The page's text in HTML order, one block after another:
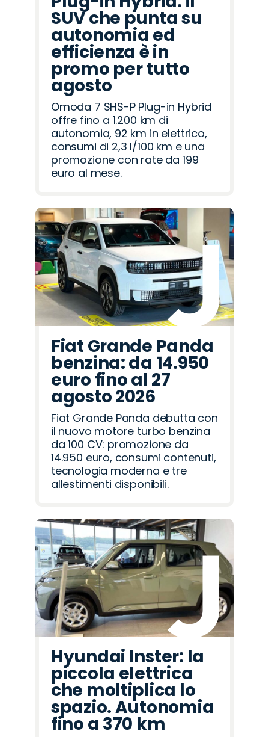
SUV che punta su
autonomia ed
efficienza è in
promo per tutto
agosto
Omoda 7 SHS-P Plug-in Hybrid
offre fino a 1.200 km di
autonomia, 92 km in elettrico,
consumi di 2,3 l/100 km e una
promozione con rate da 199
euro al mese.
Fiat Grande Panda
benzina: da 14.950
euro fino al 27
agosto 2026
Fiat Grande Panda debutta con
il nuovo motore turbo benzina
da 100 CV: promozione da
14.950 euro, consumi contenuti,
tecnologia moderna e tre
allestimenti disponibili.
Hyundai Inster: la
piccola elettrica
che moltiplica lo
spazio. Autonomia
fino a 370 km